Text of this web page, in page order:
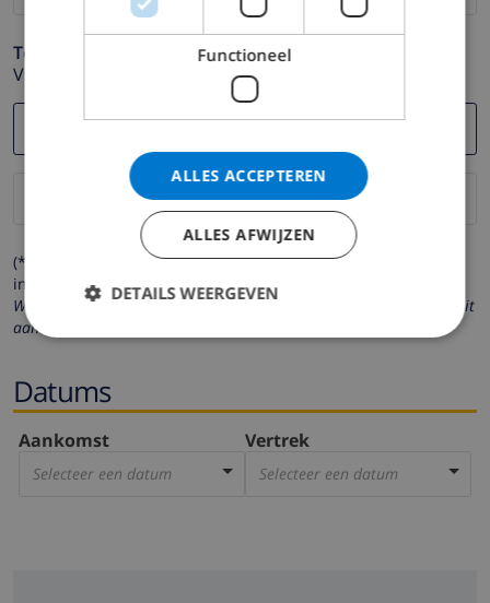
Telefoonnummer *
Voor het geval dat uw e-mail adres niet correct werkt.
(* de velden met een sterretje moeten verplicht worden
ingevuld )
Wij respecteren uw privacy. Uw persoonlijke gegevens worden nooit
aan derden verstrekt.
Datums
Aankomst
Selecteer een datum
Vertrek
Selecteer een datum
NORWEGIAN
Functioneel
ALLES ACCEPTEREN
ALLES AFWIJZEN
DETAILS WEERGEVEN